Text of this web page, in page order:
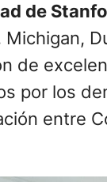
de
de
por los
entre